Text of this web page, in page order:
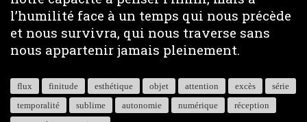
l’humilité face à un temps qui nous précède
et nous survivra, qui nous traverse sans
nous appartenir jamais pleinement.
flux finitude esthétique objet attention excès
série
temporalité
sublime autonomie numérique
réception